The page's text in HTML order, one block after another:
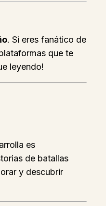
. Si eres fanático de
que te
leyendo!
es
de batallas
y descubrir